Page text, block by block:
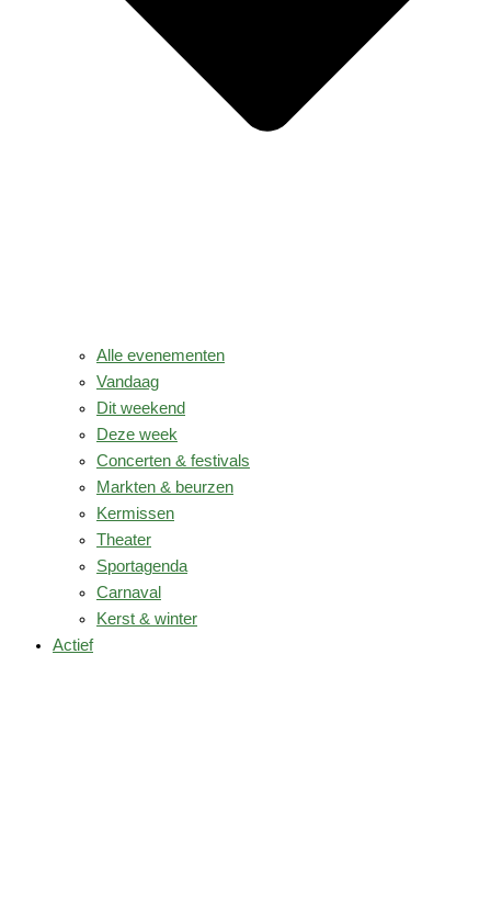
Alle evenementen
Vandaag
Dit weekend
Deze week
Concerten & festivals
Markten & beurzen
Kermissen
Theater
Sportagenda
Carnaval
Kerst & winter
Actief